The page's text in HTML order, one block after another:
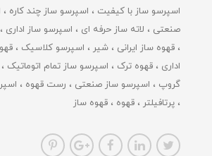
اسپرسو ساز با کیفیت اسپرسو ساز چند کاره
صنعتی
لاته ساز حرفه ای اسپرسو ساز اداری
قهوه ساز ایرانی
شیر اسپرسو کلاسیک
اداری
قهوه ترک اسپرسو ساز تمام اتوماتیک
گروپ
اسپرسو ساز صنعتی رست قهوه
پرتافیلتر
قهوه قهوه ساز